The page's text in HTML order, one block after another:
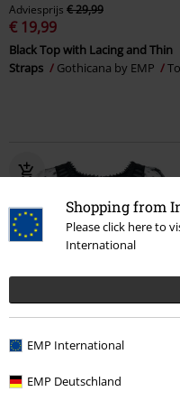
Shopping from
Please click here to
International
EMP International
EMP Deutschland
Adviesprijs € 29,99
€ 19,99
Black Top with Lacing and Thin
Straps
Gothicana by EMP
€ 69,99
Gothic Top